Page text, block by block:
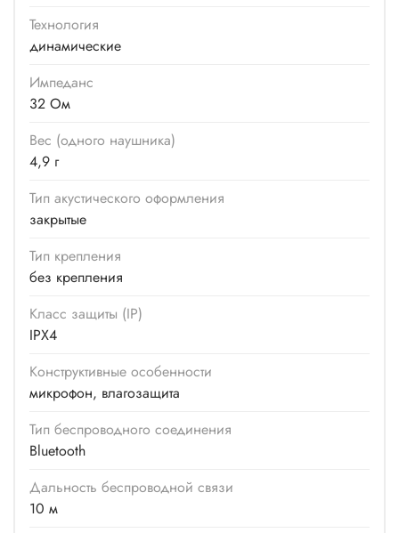
Технология
динамические
Импеданс
32 Ом
Вес (одного наушника)
4,9 г
Тип акустического оформления
закрытые
Тип крепления
без крепления
Класс защиты (IP)
IPX4
Конструктивные особенности
микрофон, влагозащита
Тип беспроводного соединения
Bluetooth
Дальность беспроводной связи
10 м